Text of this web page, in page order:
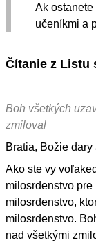
Ak
učeníkmi a
Čítanie z Listu
Boh všetkých
zmiloval
Bratia, Božie
Ako ste vy
milosrdenstvo
milosrdenstvo,
milosrdenstvo.
nad všetkými